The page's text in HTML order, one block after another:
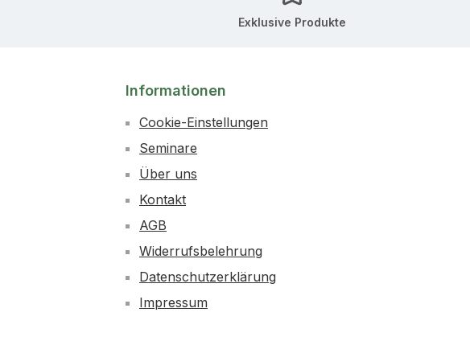
Exklusive Produkte
Informationen
Cookie-Einstellungen
Seminare
Über uns
Kontakt
AGB
Widerrufsbelehrung
Datenschutzerklärung
Impressum